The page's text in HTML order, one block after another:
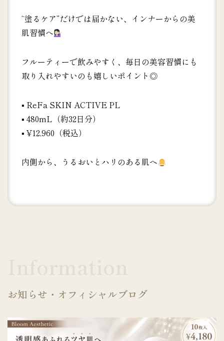
“塗るケア”だけでは届かない、インナーからの美
肌習慣へ
フルーティーで飲みやすく、毎日の美容習慣にも
取り入れやすいのも嬉しいポイント◎
▪︎ ReFa SKIN ACTIVE PL
▪︎ 480mL（約32日分）
▪︎ ¥12,960（税込）
内側から、うるおいとハリのある肌へ
お知らせ・オフィシャルブログ